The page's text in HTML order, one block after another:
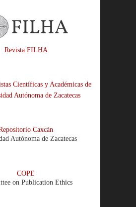
Revista FILHA
Científicas y Académicas de
Autónoma de Zacatecas
Caxcán
Autónoma de Zacatecas
COPE
on Publication Ethics